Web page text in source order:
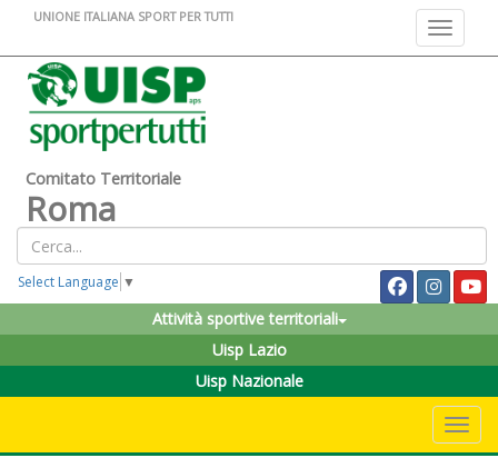
Toggle
UNIONE ITALIANA SPORT PER TUTTI
Comitato Territoriale
Roma
Select Language ▼
Attività sportive territoriali
Uisp Lazio
Uisp Nazionale